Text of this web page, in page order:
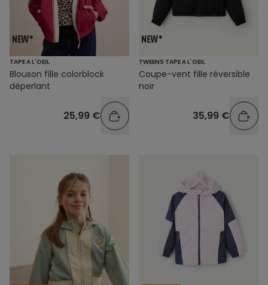
TAPE A L'OEIL
Blouson fille colorblock
déperlant
25,99 €
TWEENS TAPE A L'OEIL
Coupe-vent fille réversible
noir
35,99 €